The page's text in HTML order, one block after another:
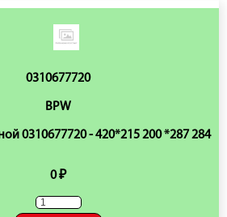
0310677720
BPW
0310677720 - 420*215 200 *287 284
0 ₽